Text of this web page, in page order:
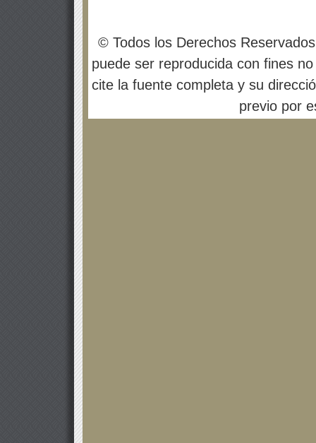
© Todos los Derechos
puede ser reproducida con fines
cite la fuente completa y su
previo por